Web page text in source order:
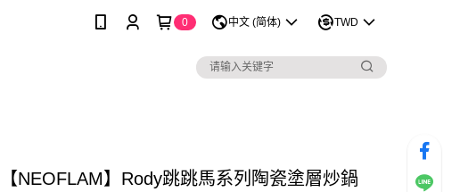
0 中文 (简体) TWD
【NEOFLAM】Rody跳跳馬系列陶瓷塗層炒鍋